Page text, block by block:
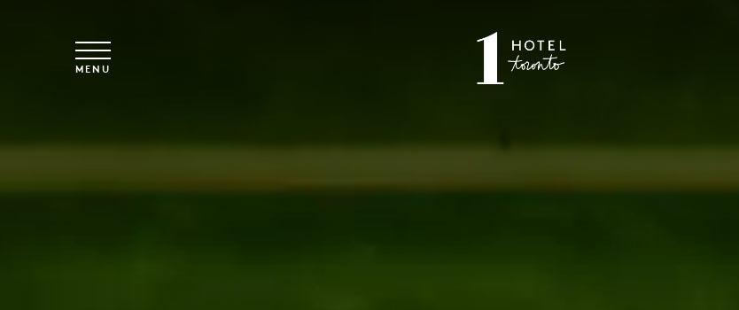
MENU